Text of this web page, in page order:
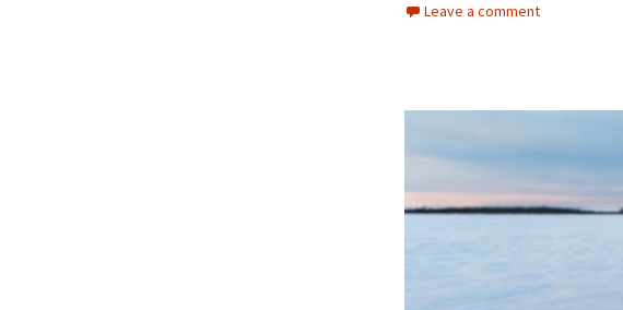
Leave a comment